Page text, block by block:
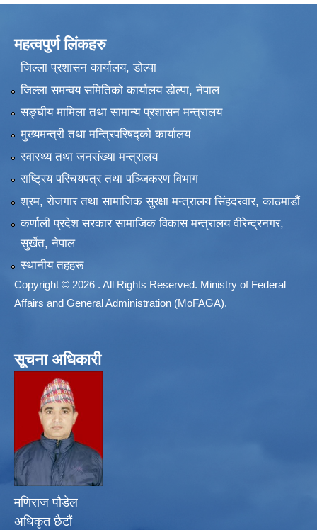
महत्वपुर्ण लिंकहरु
जिल्ला प्रशासन कार्यालय, डोल्पा
जिल्ला समन्वय समितिको कार्यालय डोल्पा, नेपाल
सङ्‍घीय मामिला तथा सामान्य प्रशासन मन्त्रालय
मुख्यमन्त्री तथा मन्त्रिपरिषद्को कार्यालय
स्वास्थ्य तथा जनसंख्या मन्त्रालय
राष्ट्रिय परिचयपत्र तथा पञ्जिकरण विभाग
श्रम, रोजगार तथा सामाजिक सुरक्षा मन्त्रालय सिंहदरवार, काठमाडाैं
कर्णाली प्रदेश सरकार सामाजिक विकास मन्त्रालय वीरेन्द्रनगर,
सुर्खेत, नेपाल
स्थानीय तहहरू
Copyright © 2026 . All Rights Reserved. Ministry of Federal
Affairs and General Administration (MoFAGA).
सूचना अधिकारी
मणिराज पौडेल
अधिकृत छैटौं